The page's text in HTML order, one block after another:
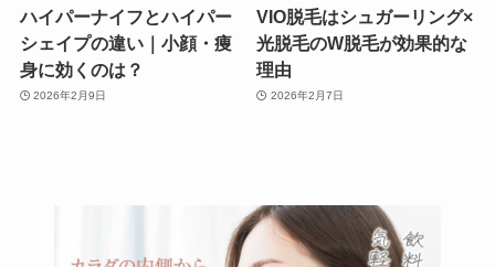
ハイパーナイフとハイパー
シェイプの違い｜小顔・痩
身に効くのは？
2026年2月9日
VIO脱毛はシュガーリング×
光脱毛のW脱毛が効果的な
理由
2026年2月7日